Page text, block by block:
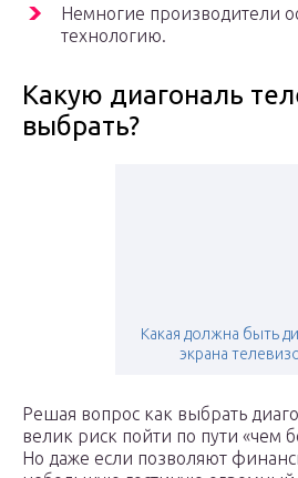
Немногие производители
технологию.
Какую диагональ
выбрать?
Какая должна быть
экрана
Решая вопрос как выбрать
велик риск пойти по пути «чем
Но даже если позволяют